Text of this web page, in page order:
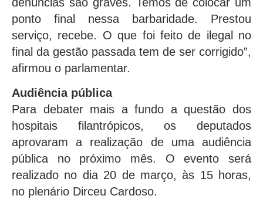
ponto final nessa barbaridade. Prestou
serviço, recebe. O que foi feito de ilegal no
final da gestão passada tem de ser corrigido”,
afirmou o parlamentar.
Audiência pública
Para debater mais a fundo a questão dos
hospitais filantrópicos, os deputados
aprovaram a realização de uma audiência
pública no próximo mês. O evento será
realizado no dia 20 de março, às 15 horas,
no plenário Dirceu Cardoso.